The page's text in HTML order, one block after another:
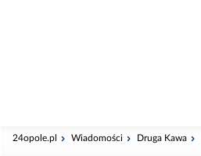
24opole.pl Wiadomości Druga Kawa